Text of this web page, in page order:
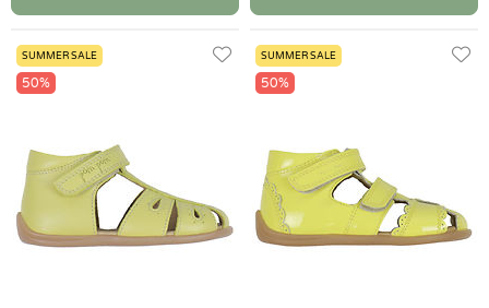
SUMMER SALE
50%
SUMMER SALE
50%